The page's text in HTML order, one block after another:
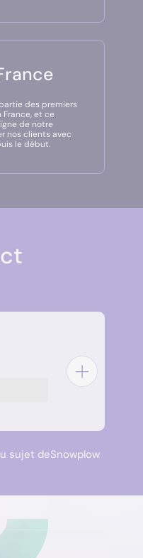
des premiers
et ce
de notre
nos clients avec
le début.
sujet deSnowplow